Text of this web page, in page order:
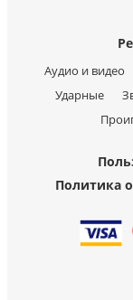
Аудио и видео
Ударные
Политика